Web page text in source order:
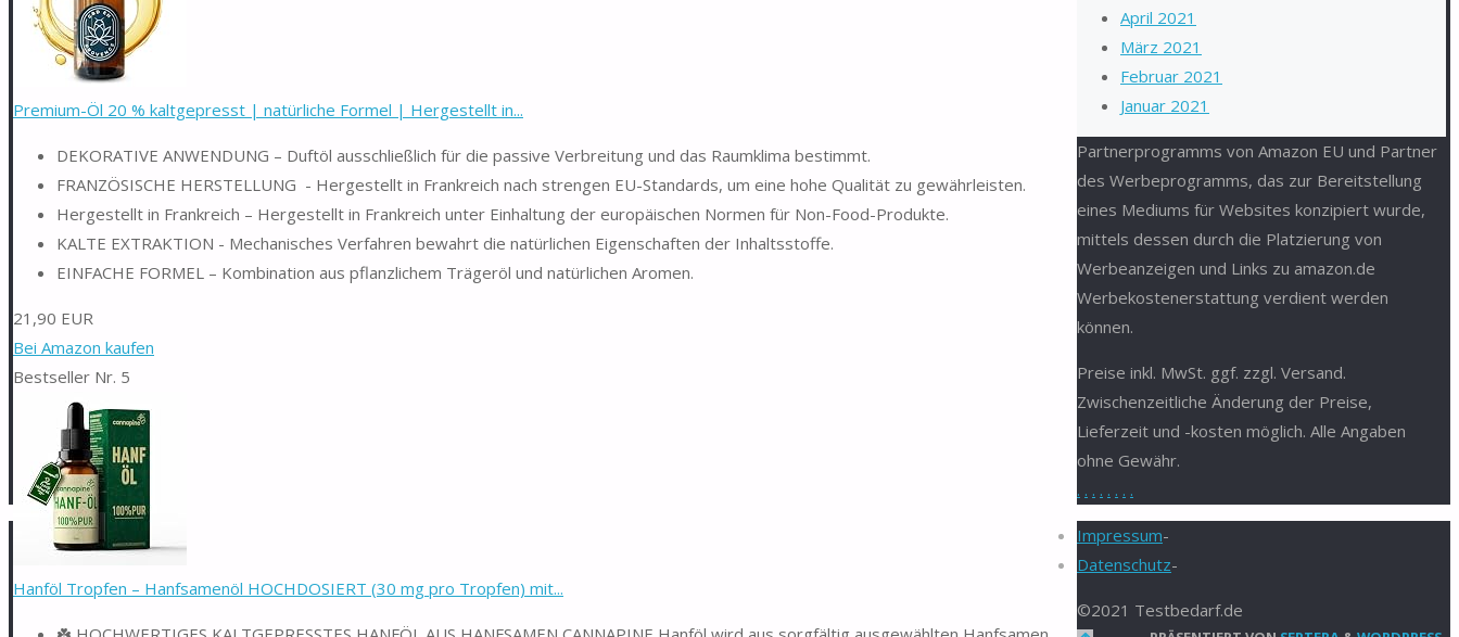
Premium-Öl 20 % kaltgepresst | natürliche Formel | Hergestellt in...
DEKORATIVE ANWENDUNG – Duftöl ausschließlich für die passive Verbreitung und das Raumklima bestimmt.
FRANZÖSISCHE HERSTELLUNG ‍ - Hergestellt in Frankreich nach strengen EU-Standards, um eine hohe Qualität zu gewährleisten.
Hergestellt in Frankreich – Hergestellt in Frankreich unter Einhaltung der europäischen Normen für Non-Food-Produkte.
KALTE EXTRAKTION - Mechanisches Verfahren bewahrt die natürlichen Eigenschaften der Inhaltsstoffe.
EINFACHE FORMEL – Kombination aus pflanzlichem Trägeröl und natürlichen Aromen.
21,90 EUR
Bei Amazon kaufen
Bestseller Nr. 5
Hanföl Tropfen – Hanfsamenöl HOCHDOSIERT (30 mg pro Tropfen) mit...
April 2021
März 2021
Februar 2021
Januar 2021
Partnerprogramms von Amazon EU und Partner
des Werbeprogramms, das zur Bereitstellung
eines Mediums für Websites konzipiert wurde,
mittels dessen durch die Platzierung von
Werbeanzeigen und Links zu amazon.de
Werbekostenerstattung verdient werden
können.
Preise inkl. MwSt. ggf. zzgl. Versand.
Zwischenzeitliche Änderung der Preise,
Lieferzeit und -kosten möglich. Alle Angaben
ohne Gewähr.
. . . . . . . .
Impressum-
Datenschutz-
©2021 Testbedarf.de